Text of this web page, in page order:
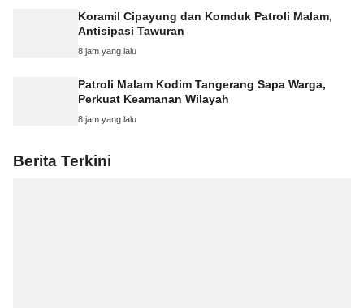
Koramil Cipayung dan Komduk Patroli Malam,
Antisipasi Tawuran
8 jam yang lalu
Patroli Malam Kodim Tangerang Sapa Warga,
Perkuat Keamanan Wilayah
8 jam yang lalu
Berita Terkini